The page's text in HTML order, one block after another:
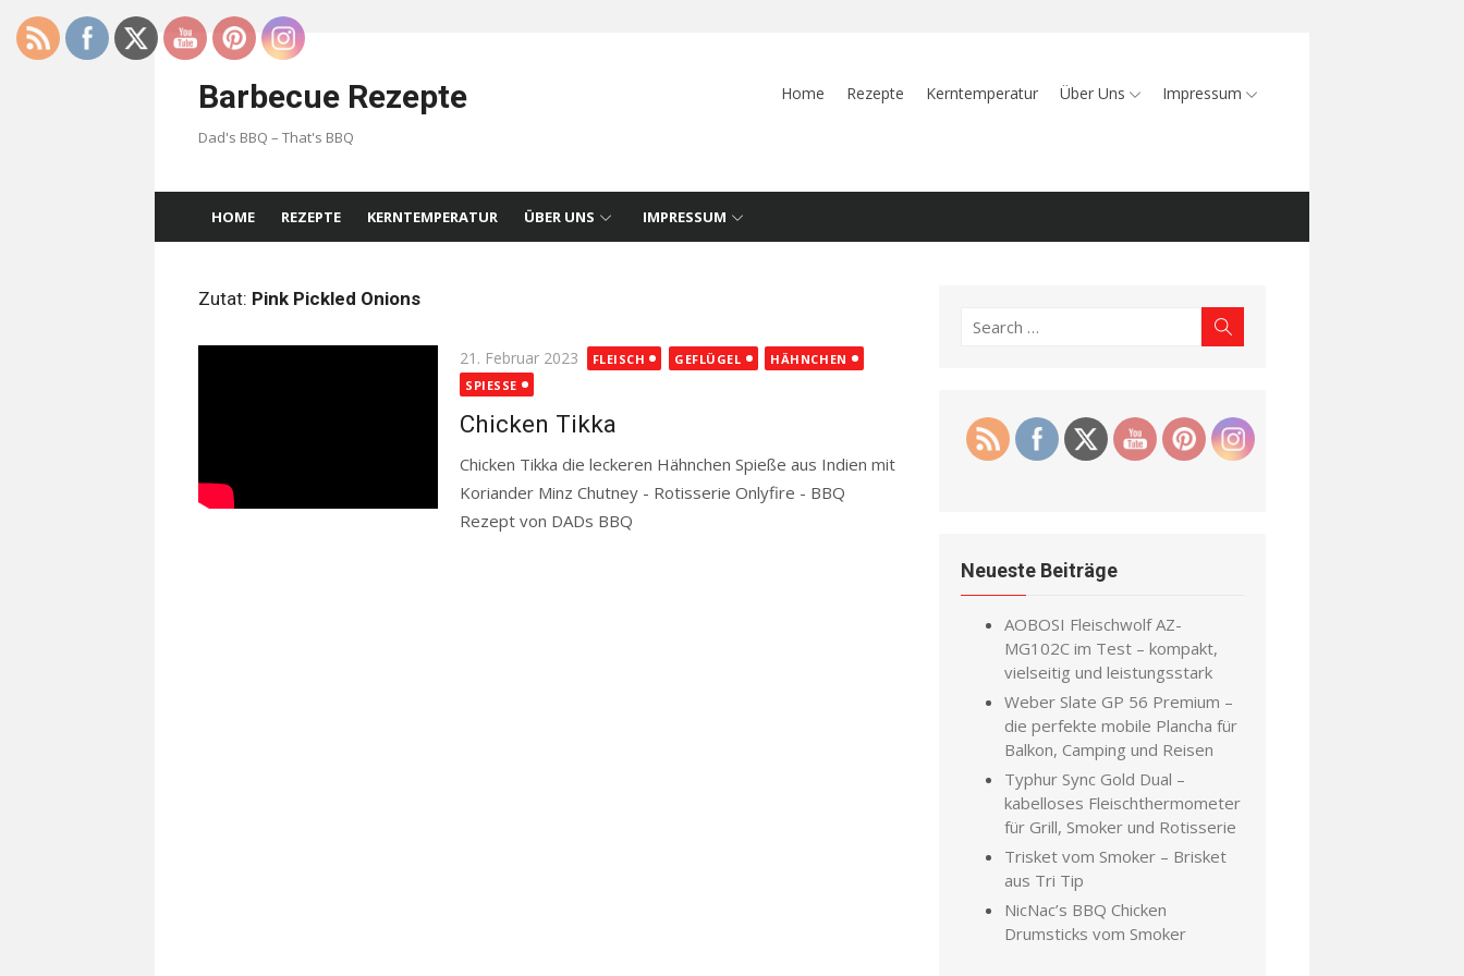
Skip
Barbecue Rezepte
Dad's BBQ – That's BBQ
Home Rezepte Kerntemperatur Über Uns Impressum
HOME REZEPTE KERNTEMPERATUR ÜBER UNS IMPRESSUM
Zutat: Pink Pickled Onions
Posted
on
21. Februar 2023 FLEISCH GEFLÜGEL
HÄHNCHEN
SPIESSE
Chicken Tikka
Chicken Tikka die leckeren Hähnchen Spieße aus Indien mit
Koriander Minz Chutney - Rotisserie Onlyfire - BBQ
Rezept von DADs BBQ
Search
Neueste Beiträge
AOBOSI Fleischwolf AZ-
MG102C im Test – kompakt,
vielseitig und leistungsstark
Weber Slate GP 56 Premium –
die perfekte mobile Plancha für
Balkon, Camping und Reisen
Typhur Sync Gold Dual –
kabelloses Fleischthermometer
für Grill, Smoker und Rotisserie
Trisket vom Smoker – Brisket
aus Tri Tip
NicNac’s BBQ Chicken
Drumsticks vom Smoker